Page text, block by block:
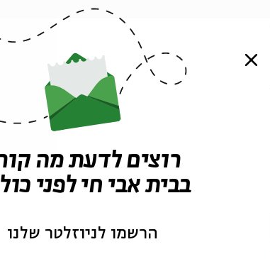
פרקים נוספים
סגור
רוצים לדעת מה
בבית אבי חי לפני
הרשמו לניוזלטר שלנו